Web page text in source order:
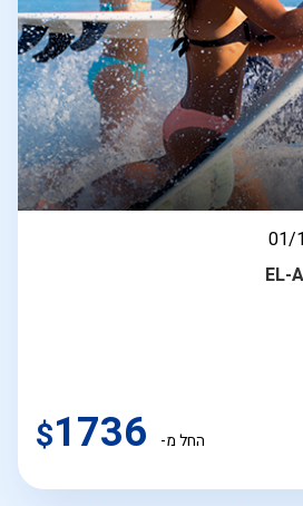
בין
01/
EL-
החל מ- $1736